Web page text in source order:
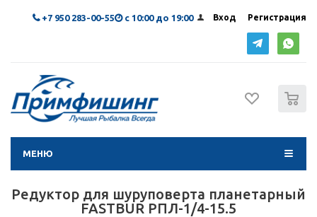
Вход Регистрация
+7 950 283-00-55 с 10:00 до 19:00
МЕНЮ
Редуктор для шуруповерта планетарный
FASTBUR РПЛ-1/4-15.5